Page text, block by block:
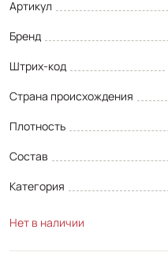
Артикул
Бренд
Штрих-код
Страна происхождения
Плотность
Состав
Категория
Нет в наличии